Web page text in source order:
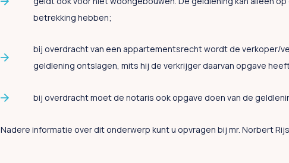
betrekking hebben;
bij overdracht van een appartementsrecht wordt de verkoper/
geldlening ontslagen, mits hij de verkrijger daarvan opgave
bij overdracht moet de notaris ook opgave doen van de
Nadere informatie over dit onderwerp kunt u opvragen bij mr. Norbert